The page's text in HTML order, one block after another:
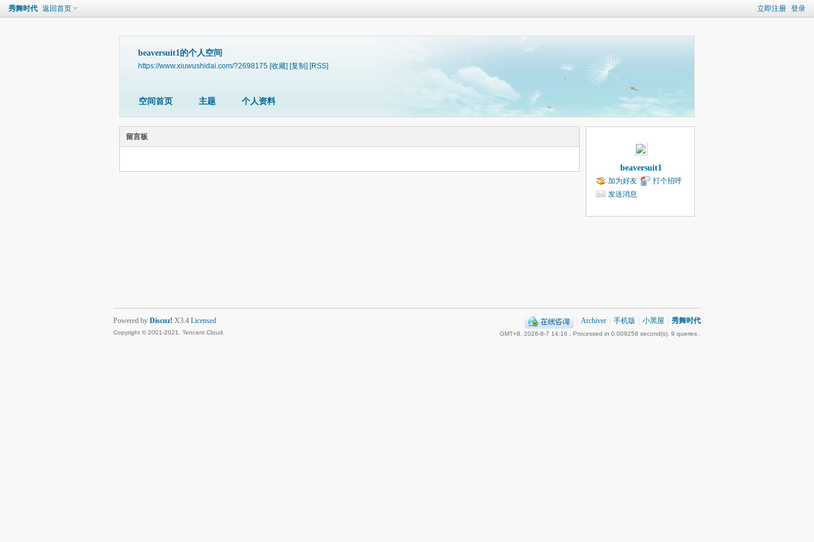
立即注册 登录
秀舞时代 返回首页
beaversuit1的个人空间
https://www.xiuwushidai.com/?2698175 [收藏] [复制] [RSS]
空间首页 主题 个人资料
留言板
beaversuit1
加为好友
打个招呼
发送消息
Archiver 手机版 小黑屋 秀舞时代
GMT+8, 2026-8-7 14:16 , Processed in 0.009258 second(s), 9 queries .
Powered by Discuz! X3.4 Licensed
Copyright © 2001-2021, Tencent Cloud.